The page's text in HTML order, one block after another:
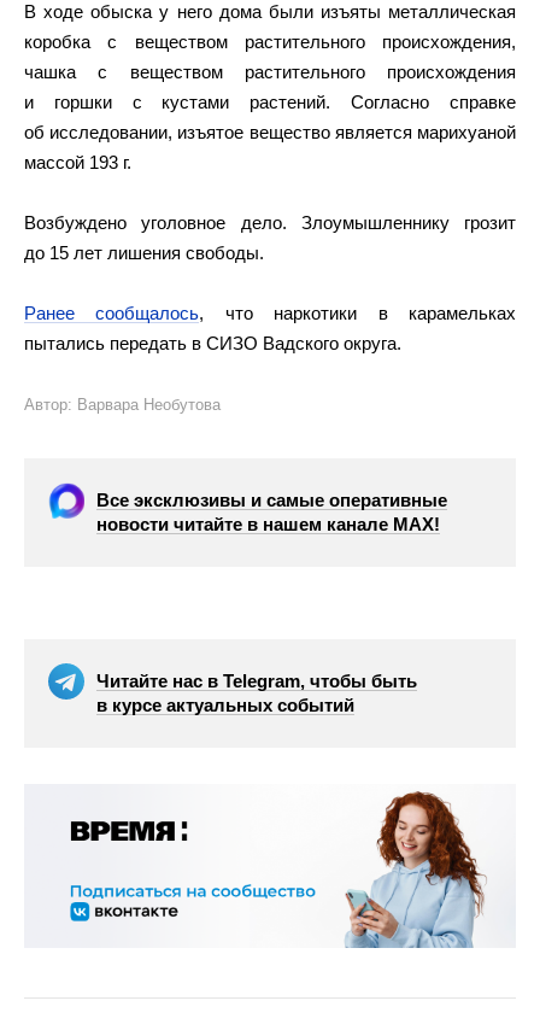
В ходе обыска у него дома были изъяты металлическая
коробка с веществом растительного происхождения,
чашка с веществом растительного происхождения
и горшки с кустами растений. Согласно справке
об исследовании, изъятое вещество является марихуаной
массой 193 г.
Возбуждено уголовное дело. Злоумышленнику грозит
до 15 лет лишения свободы.
Ранее сообщалось, что наркотики в карамельках
пытались передать в СИЗО Вадского округа.
Автор: Варвара Необутова
Все эксклюзивы и самые оперативные
новости читайте в нашем канале МАХ!
Читайте нас в Telegram, чтобы быть
в курсе актуальных событий